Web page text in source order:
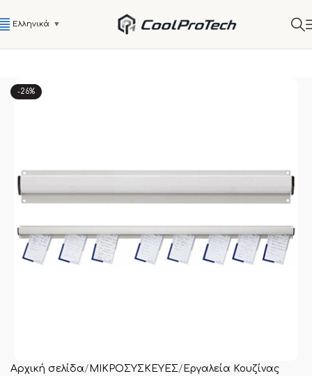
Ελληνικά ▼
-26%
Αρχική σελίδα ΜΙΚΡΟΣΥΣΚΕΥΕΣ Εργαλεία Κουζίνας